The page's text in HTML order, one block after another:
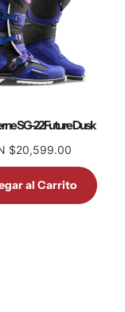
SG-22 Future Dusk
$20,599.00
al Carrito